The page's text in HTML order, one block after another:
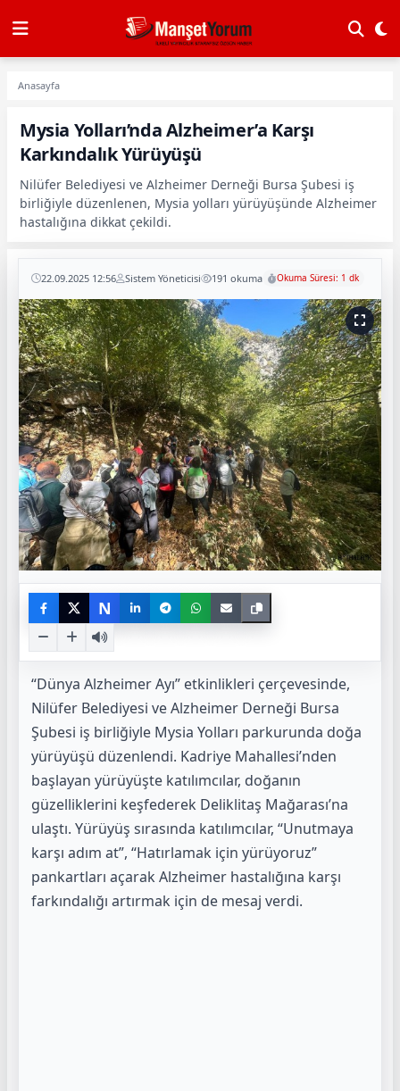
Anasayfa
Mysia Yolları’nda Alzheimer’a Karşı
Karkındalık Yürüyüşü
Nilüfer Belediyesi ve Alzheimer Derneği Bursa Şubesi iş
birliğiyle düzenlenen, Mysia yolları yürüyüşünde Alzheimer
hastalığına dikkat çekildi.
22.09.2025 12:56 Sistem Yöneticisi 191 okuma Okuma Süresi: 1 dk
N
“Dünya Alzheimer Ayı” etkinlikleri çerçevesinde,
Nilüfer Belediyesi ve Alzheimer Derneği Bursa
Şubesi iş birliğiyle Mysia Yolları parkurunda doğa
yürüyüşü düzenlendi. Kadriye Mahallesi’nden
başlayan yürüyüşte katılımcılar, doğanın
güzelliklerini keşfederek Deliklitaş Mağarası’na
ulaştı. Yürüyüş sırasında katılımcılar, “Unutmaya
karşı adım at”, “Hatırlamak için yürüyoruz”
pankartları açarak Alzheimer hastalığına karşı
farkındalığı artırmak için de mesaj verdi.